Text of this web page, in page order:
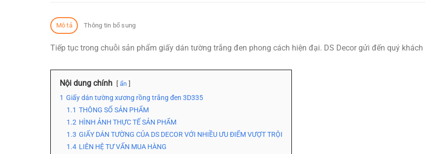
Mô tả Thông tin bổ sung
Tiếp tục trong chuỗi sản phẩm giấy dán tường trắng đen phong cách hiện đại. DS Decor gửi đến quý khách
Nội dung chính ẩn
1 Giấy dán tường xương rồng trắng đen 3D335
1.1 THÔNG SỐ SẢN PHẨM
1.2 HÌNH ẢNH THỰC TẾ SẢN PHẨM
1.3 GIẤY DÁN TƯỜNG CỦA DS DECOR VỚI NHIỀU ƯU ĐIỂM VƯỢT TRỘI
1.4 LIÊN HỆ TƯ VẤN MUA HÀNG